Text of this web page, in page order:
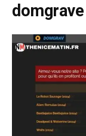
domgrave